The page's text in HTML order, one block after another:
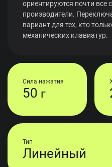
ориентируются почти все
производители.
вариант для тех, кто
механических клавиатур.
Сила нажатия
50 г
Тип
Линейный